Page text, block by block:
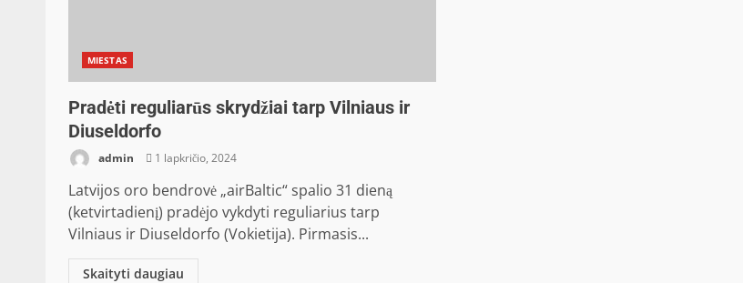
MIESTAS
Pradėti reguliarūs skrydžiai tarp Vilniaus ir
Diuseldorfo
admin 1 lapkričio, 2024
Latvijos oro bendrovė „airBaltic“ spalio 31 dieną
(ketvirtadienį) pradėjo vykdyti reguliarius tarp
Vilniaus ir Diuseldorfo (Vokietija). Pirmasis...
Skaityti daugiau